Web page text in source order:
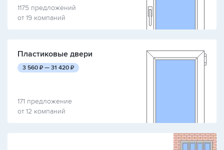
1175 предложений
от 19 компаний
Пластиковые двери
3 560 руб.
₽ — 31 420 руб.
₽
171 предложение
от 12 компаний